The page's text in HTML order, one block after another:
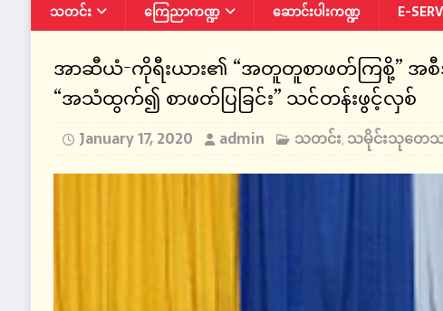
သတင်း ကြေညာကဏ္ဍ ဆောင်းပါးကဏ္ဍ E-
အာဆီယံ-ကိုရီးယား၏ “အတူတူစာဖတ်ကြစို့” အ
“အသံထွက်၍ စာဖတ်ပြခြင်း” သင်တန်းဖွင့်လှစ်
January 17, 2020 admin သတင်း, သမိုင်းသုတေသ